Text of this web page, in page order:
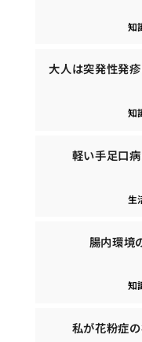
知
大人は突発性発
知
軽い手足口
生
腸内環境
知
私が花粉症